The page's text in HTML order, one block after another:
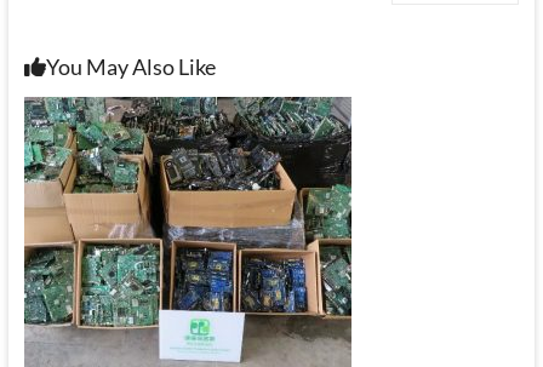
You May Also Like